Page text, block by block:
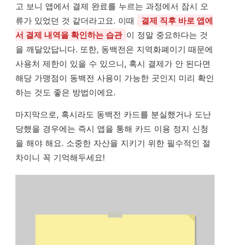
고 보니 앱에서 결제 완료를 누르는 과정에서 잠시 오
류가 있었던 것 같더라고요. 이때
결제 직후 바로 앱에
서 결제 내역을 확인하는 습관 이 정말 중요하다는 것
을 깨달았답니다. 또한, 동백전은 지역화폐이기 때문에
사용처 제한이 있을 수 있으니, 혹시 결제가 안 된다면
해당 가맹점이 동백전 사용이 가능한 곳인지 미리 확인
하는 것도 좋은 방법이에요.
마지막으로, 혹시라도 동백전 카드를 분실했거나 도난
당했을 경우에는 즉시 앱을 통해 카드 이용 정지 신청
을 해야 해요. 소중한 자산을 지키기 위한 필수적인 절
차이니 꼭 기억해두세요!